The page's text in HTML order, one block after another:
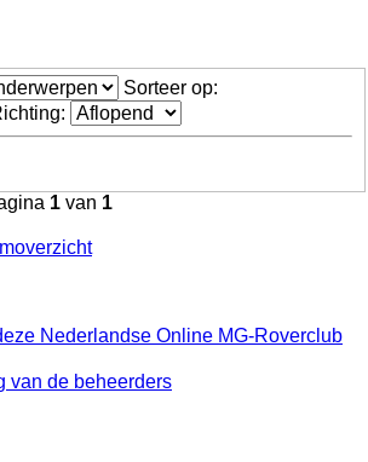
Sorteer op:
1 van 1
Nederlandse Online MG-Roverclub
de beheerders